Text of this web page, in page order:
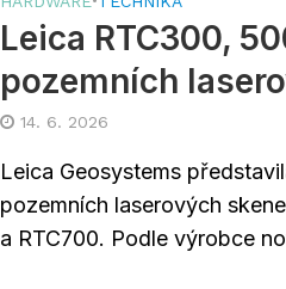
Leica RTC300,
pozemních
14. 6. 2026
Leica Geosystems
pozemních laserových
a RTC700. Podle výrobce